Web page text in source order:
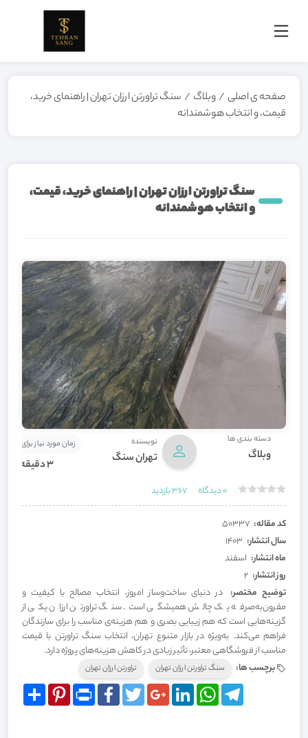
صفحه ی اصلی / وبلاگ / سنگ تراورتن ارزان تهران | راهنمای خرید،
قیمت، و انتخاب هوشمندانه
سنگ تراورتن ارزان تهران | راهنمای خرید، قیمت،
و انتخاب هوشمندانه
دسته بندی ها
وبلاگ
نویسنده
تهران سنگ
زمان مورد نیاز برای
3 دقیقه
0دیدگاه 367بازدید
کد مقاله: 50337
سال انتشار: 1403
ماه انتشار: اسفند
روز انتشار: 2
توضیح مختصر: در دنیای ساخت‌وساز امروز، انتخاب مصالح با کیفیت و
مقرون‌به‌صرفه یک چالش همیشگی است. سنگ تراورتن ارزان یکی از
گزینه‌هایی است که هم زیبایی بصری و هم هزینه‌ی مناسب را برای سازندگان
فراهم می‌کند. به‌ویژه در بازار متنوع تهران، انتخاب سنگ تراورتن با قیمت
مناسب از فروشگاهی معتبر، تأثیر زیادی در کاهش هزینه‌های پروژه دارد.
برچسب ها:
سنگ تراورتن ارزان تهران تراورتن ارزان تهران
Share
Pinterest Print
FacebookTwitterGoogle+LinkedIn
WhatsAppTelegram